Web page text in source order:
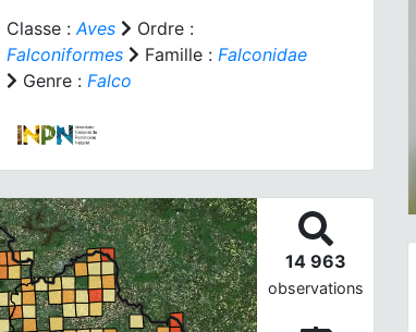
Classe :Aves
Ordre :
Falconiformes
Famille : Falconidae
Genre : Falco
14 963
observations